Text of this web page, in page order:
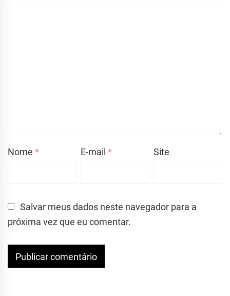
Nome * E-mail* Site
Salvar meus dados neste navegador para a
próxima vez que eu comentar.